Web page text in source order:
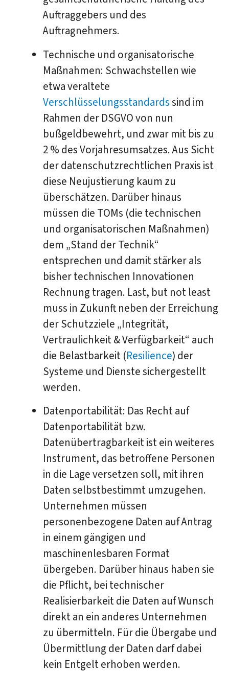
Auftraggebers und des
Auftragnehmers.
Technische und organisatorische
Maßnahmen: Schwachstellen wie
etwa veraltete
Verschlüsselungsstandardssind im
Rahmen der DSGVO von nun
bußgeldbewehrt, und zwar mit bis zu
2 % des Vorjahresumsatzes. Aus Sicht
der datenschutzrechtlichen Praxis ist
diese Neujustierung kaum zu
überschätzen. Darüber hinaus
müssen die TOMs (die technischen
und organisatorischen Maßnahmen)
dem „Stand der Technik“
entsprechen und damit stärker als
bisher technischen Innovationen
Rechnung tragen. Last, but not least
muss in Zukunft neben der Erreichung
der Schutzziele „Integrität,
Vertraulichkeit & Verfügbarkeit“ auch
die Belastbarkeit (Resilience) der
Systeme und Dienste sichergestellt
werden.
Datenportabilität: Das Recht auf
Datenportabilität bzw.
Datenübertragbarkeit ist ein weiteres
Instrument, das betroffene Personen
in die Lage versetzen soll, mit ihren
Daten selbstbestimmt umzugehen.
Unternehmen müssen
personenbezogene Daten auf Antrag
in einem gängigen und
maschinenlesbaren Format
übergeben. Darüber hinaus haben sie
die Pflicht, bei technischer
Realisierbarkeit die Daten auf Wunsch
direkt an ein anderes Unternehmen
zu übermitteln. Für die Übergabe und
Übermittlung der Daten darf dabei
kein Entgelt erhoben werden.